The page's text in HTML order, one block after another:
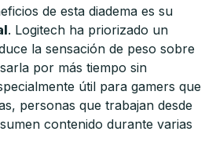
de esta diadema es su
. Logitech ha priorizado un
la sensación de peso sobre
por más tiempo sin
útil para gamers que
personas que trabajan desde
contenido durante varias